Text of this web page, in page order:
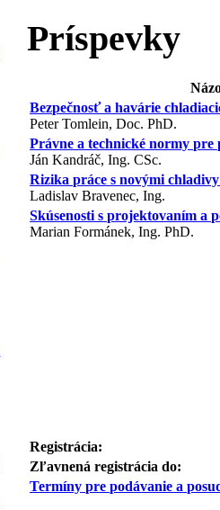
Príspevky
Bezpečnosť a havárie
Peter Tomlein, Doc. PhD.
Právne a technické normy
Ján Kandráč, Ing. CSc.
Rizika práce s novými
Ladislav Bravenec, Ing.
Skúsenosti s projektovaním a
Marian Formánek, Ing. PhD.
Registrácia:
Zľavnená registrácia do:
Termíny pre podávanie a